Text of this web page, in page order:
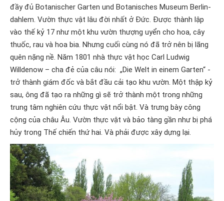
đầy đủ Botanischer Garten und Botanisches Museum Berlin-
dahlem. Vườn thực vật lâu đời nhất ở Đức. Được thành lập
vào thế kỷ 17 như một khu vườn thượng uyển cho hoa, cây
thuốc, rau và hoa bia. Nhưng cuối cùng nó đã trở nên bị lãng
quên nặng nề. Năm 1801 nhà thực vật học Carl Ludwig
Willdenow – cha đẻ của câu nói: „Die Welt in einem Garten“ -
trở thành giám đốc và bắt đầu cải tạo khu vườn. Một thập kỷ
sau, ông đã tạo ra những gì sẽ trở thành một trong những
trung tâm nghiên cứu thực vật nổi bật. Và trưng bày công
cộng của châu Âu. Vườn thực vật và bảo tàng gần như bị phá
hủy trong Thế chiến thứ hai. Và phải được xây dựng lại.